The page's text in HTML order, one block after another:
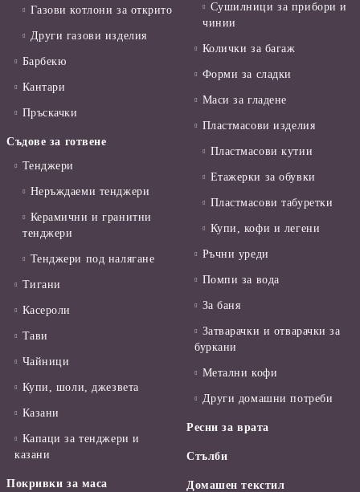
Газови котлони за открито
Други газови изделия
Барбекю
Кантари
Пръскачки
Съдове за готвене
Тенджери
Неръждаеми тенджери
Керамични и гранитни
тенджери
Тенджери под налягане
Тигани
Касероли
Тави
Чайници
Купи, шоли, джезвета
Казани
Капаци за тенджери и
казани
Покривки за маса
Сушилници за прибори и
чинии
Колички за багаж
Форми за сладки
Маси за гладене
Пластмасови изделия
Пластмасови кутии
Етажерки за обувки
Пластмасови табуретки
Купи, кофи и легени
Ръчни уреди
Помпи за вода
За баня
Затварачки и отварачки за
буркани
Метални кофи
Други домашни потреби
Ресни за врата
Стълби
Домашен текстил